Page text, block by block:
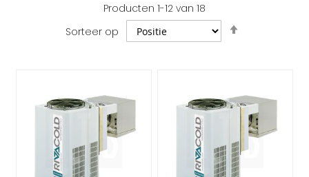
Producten 1-12 van 18
Sorteer op